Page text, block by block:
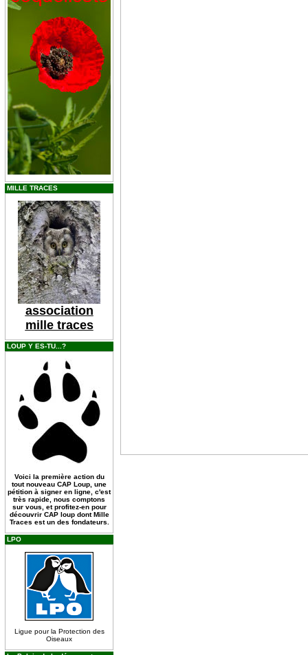
MILLE TRACES
association
mille traces
LOUP Y ES-TU...?
Voici la première action du
tout nouveau CAP Loup, une
pétition à signer en ligne, c'est
très rapide, nous comptons
sur vous, et profitez-en pour
découvrir CAP loup dont Mille
Traces est un des fondateurs.
LPO
Ligue pour la Protection des
Oiseaux